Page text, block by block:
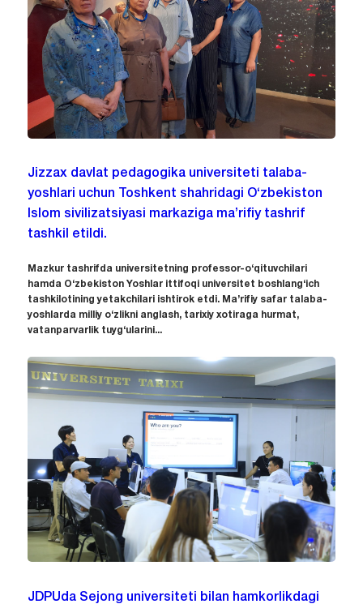
Jizzax davlat pedagogika universiteti talaba-
yoshlari uchun Toshkent shahridagi O‘zbekiston
Islom sivilizatsiyasi markaziga ma’rifiy tashrif
tashkil etildi.
Mazkur tashrifda universitetning professor-o‘qituvchilari
hamda O‘zbekiston Yoshlar ittifoqi universitet boshlang‘ich
tashkilotining yetakchilari ishtirok etdi. Ma’rifiy safar talaba-
yoshlarda milliy o‘zlikni anglash, tarixiy xotiraga hurmat,
vatanparvarlik tuyg‘ularini...
JDPUda Sejong universiteti bilan hamkorlikdagi